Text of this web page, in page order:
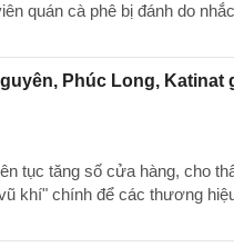
quán cà phê bị đánh do nhắc
Phúc Long, Katinat
tục tăng số cửa hàng, cho
khí" chính để các thương